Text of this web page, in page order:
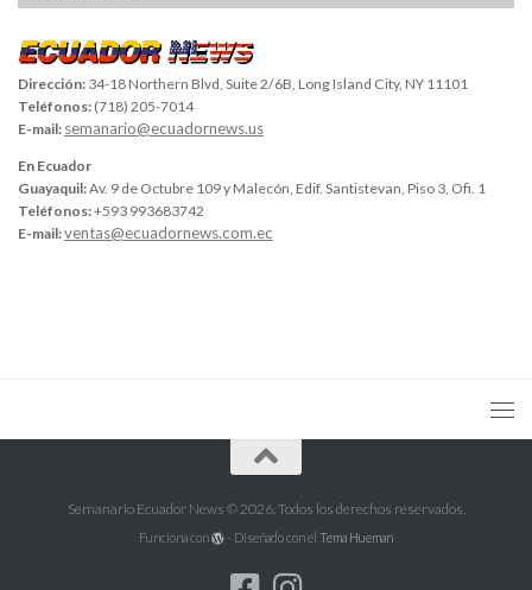
Dirección: 34-18 Northern Blvd, Suite 2/6B, Long Island City, NY 11101
Teléfonos: (718) 205-7014
E-mail: semanario@ecuadornews.us
En Ecuador
Guayaquil:Av. 9 de Octubre 109 y Malecón, Edif. Santistevan, Piso 3, Ofi. 1
Teléfonos:+593 993683742
E-mail:ventas@ecuadornews.com.ec
Semanario Ecuador News © 2026. Todos los derechos reservados.
Funciona con - Diseñado con el Tema Hueman